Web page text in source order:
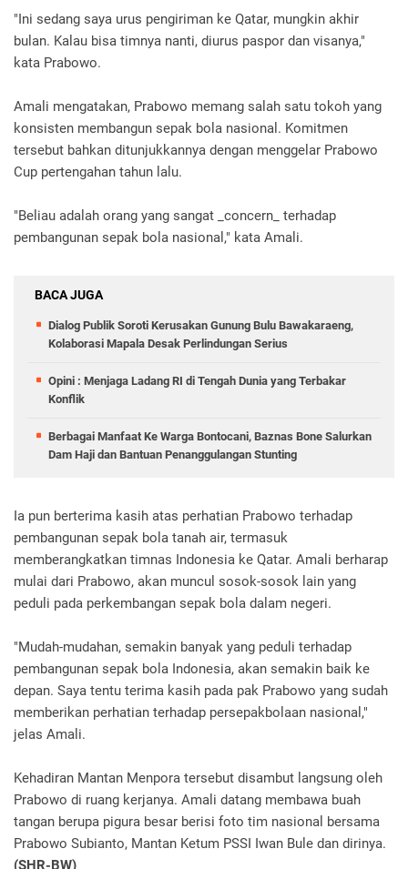
"Ini sedang saya urus pengiriman ke Qatar, mungkin akhir
bulan. Kalau bisa timnya nanti, diurus paspor dan visanya,"
kata Prabowo.
Amali mengatakan, Prabowo memang salah satu tokoh yang
konsisten membangun sepak bola nasional. Komitmen
tersebut bahkan ditunjukkannya dengan menggelar Prabowo
Cup pertengahan tahun lalu.
"Beliau adalah orang yang sangat _concern_ terhadap
pembangunan sepak bola nasional," kata Amali.
BACA JUGA
Dialog Publik Soroti Kerusakan Gunung Bulu Bawakaraeng,
Kolaborasi Mapala Desak Perlindungan Serius
Opini : Menjaga Ladang RI di Tengah Dunia yang Terbakar
Konflik
Berbagai Manfaat Ke Warga Bontocani, Baznas Bone Salurkan
Dam Haji dan Bantuan Penanggulangan Stunting
Ia pun berterima kasih atas perhatian Prabowo terhadap
pembangunan sepak bola tanah air, termasuk
memberangkatkan timnas Indonesia ke Qatar. Amali berharap
mulai dari Prabowo, akan muncul sosok-sosok lain yang
peduli pada perkembangan sepak bola dalam negeri.
"Mudah-mudahan, semakin banyak yang peduli terhadap
pembangunan sepak bola Indonesia, akan semakin baik ke
depan. Saya tentu terima kasih pada pak Prabowo yang sudah
memberikan perhatian terhadap persepakbolaan nasional,"
jelas Amali.
Kehadiran Mantan Menpora tersebut disambut langsung oleh
Prabowo di ruang kerjanya. Amali datang membawa buah
tangan berupa pigura besar berisi foto tim nasional bersama
Prabowo Subianto, Mantan Ketum PSSI Iwan Bule dan dirinya.
(SHR-BW)